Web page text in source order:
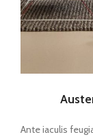
Ante iaculis